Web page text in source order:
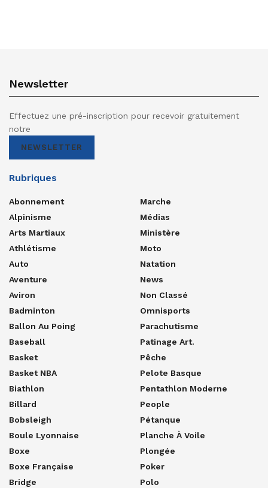
Newsletter
Effectuez une pré-inscription pour recevoir gratuitement
notre
NEWSLETTER
Rubriques
Abonnement
Alpinisme
Arts Martiaux
Athlétisme
Auto
Aventure
Aviron
Badminton
Ballon Au Poing
Baseball
Basket
Basket NBA
Biathlon
Billard
Bobsleigh
Boule Lyonnaise
Boxe
Boxe Française
Bridge
Marche
Médias
Ministère
Moto
Natation
News
Non Classé
Omnisports
Parachutisme
Patinage Art.
Pêche
Pelote Basque
Pentathlon Moderne
People
Pétanque
Planche À Voile
Plongée
Poker
Polo